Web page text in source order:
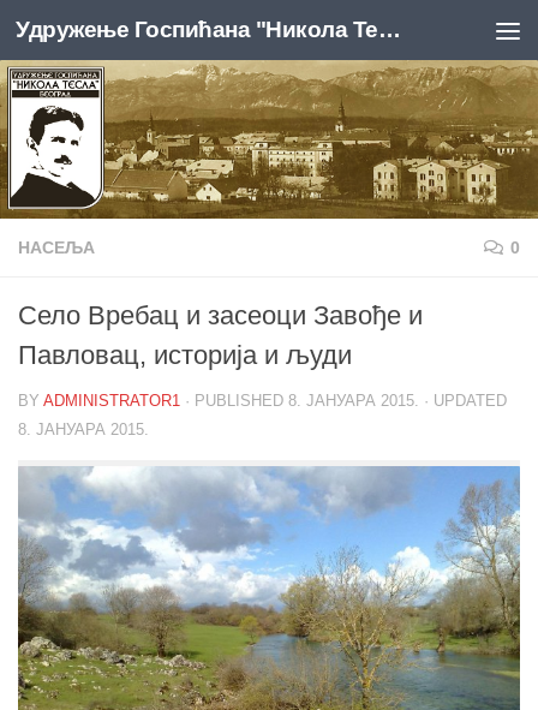
Skip to content Удружење Госпићана "Никола Тесла", Београд
НАСЕЉА 0
Село Вребац и засеоци Завође и
Павловац, историја и људи
BY ADMINISTRATOR1 · PUBLISHED 8. ЈАНУАРА 2015. · UPDATED
8. ЈАНУАРА 2015.